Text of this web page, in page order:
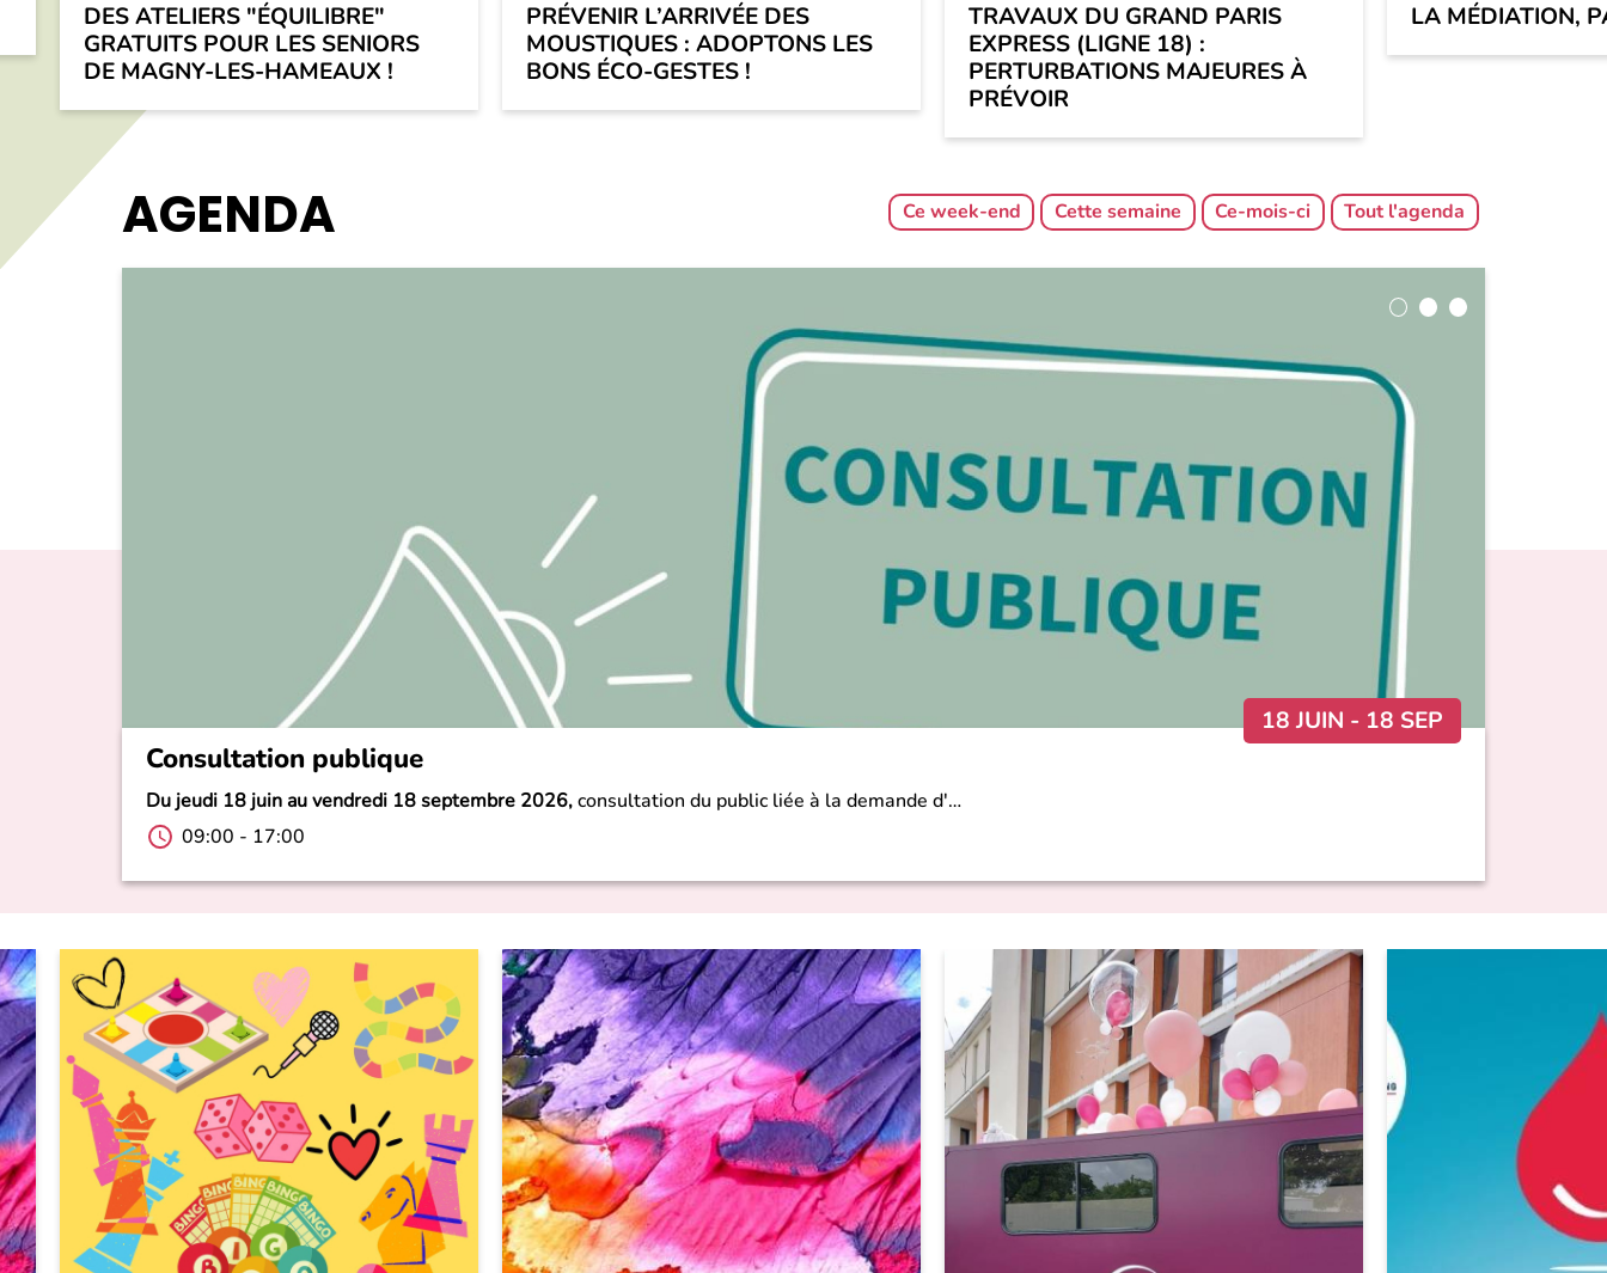
DES ATELIERS "ÉQUILIBRE"
GRATUITS POUR LES SENIORS
DE MAGNY-LES-HAMEAUX !
PRÉVENIR L’ARRIVÉE DES
MOUSTIQUES : ADOPTONS LES
BONS ÉCO-GESTES !
TRAVAUX DU GRAND PARIS
EXPRESS (LIGNE 18) :
PERTURBATIONS MAJEURES À
PRÉVOIR
LA MÉDIATION,
AGENDA Ce week-end Cette semaine Ce-mois-ci Tout l'agenda
18 JUIN - 18 SEP
Consultation publique
Du jeudi 18 juin au vendredi 18 septembre 2026,consultation du public liée à la demande d'…
09:00 - 17:00